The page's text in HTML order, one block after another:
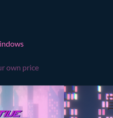
own price